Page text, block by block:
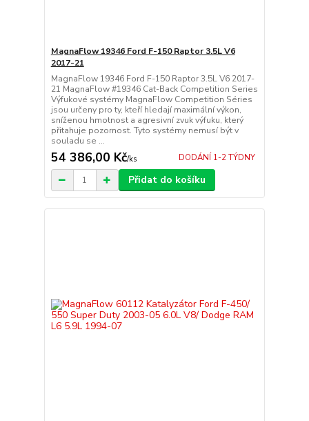
MagnaFlow 19346 Ford F-150 Raptor 3.5L V6
2017-21
MagnaFlow 19346 Ford F-150 Raptor 3.5L V6 2017-
21 MagnaFlow #19346 Cat-Back Competition Series
Výfukové systémy MagnaFlow Competition Séries
jsou určeny pro ty, kteří hledají maximální výkon,
sníženou hmotnost a agresivní zvuk výfuku, který
přitahuje pozornost. Tyto systémy nemusí být v
souladu se ...
54 386,00 Kč/ks DODÁNÍ 1-2 TÝDNY
Přidat do košíku